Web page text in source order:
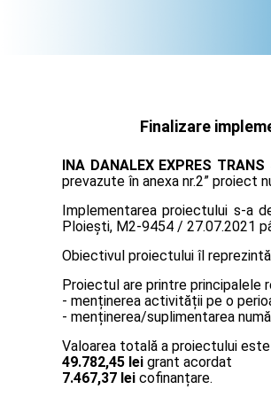
Finalizare
INA DANALEX EXPRES TRANS
prevazute în anexa nr.2” proiect
Implementarea proiectului s-a
Ploiești, M2-9454 / 27.07.2021
Obiectivul proiectului îl
Proiectul are printre principalele
- menținerea activității pe o
- menținerea/suplimentarea
Valoarea totală a proiectului
49.782,45 lei grant acordat
7.467,37 lei cofinanțare.